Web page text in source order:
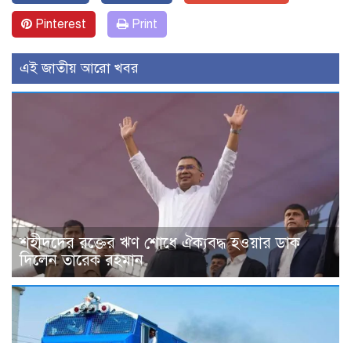
Pinterest Print
এই জাতীয় আরো খবর
শহীদদের রক্তের ঋণ শোধে ঐক্যবদ্ধ হওয়ার ডাক
দিলেন তারেক রহমান